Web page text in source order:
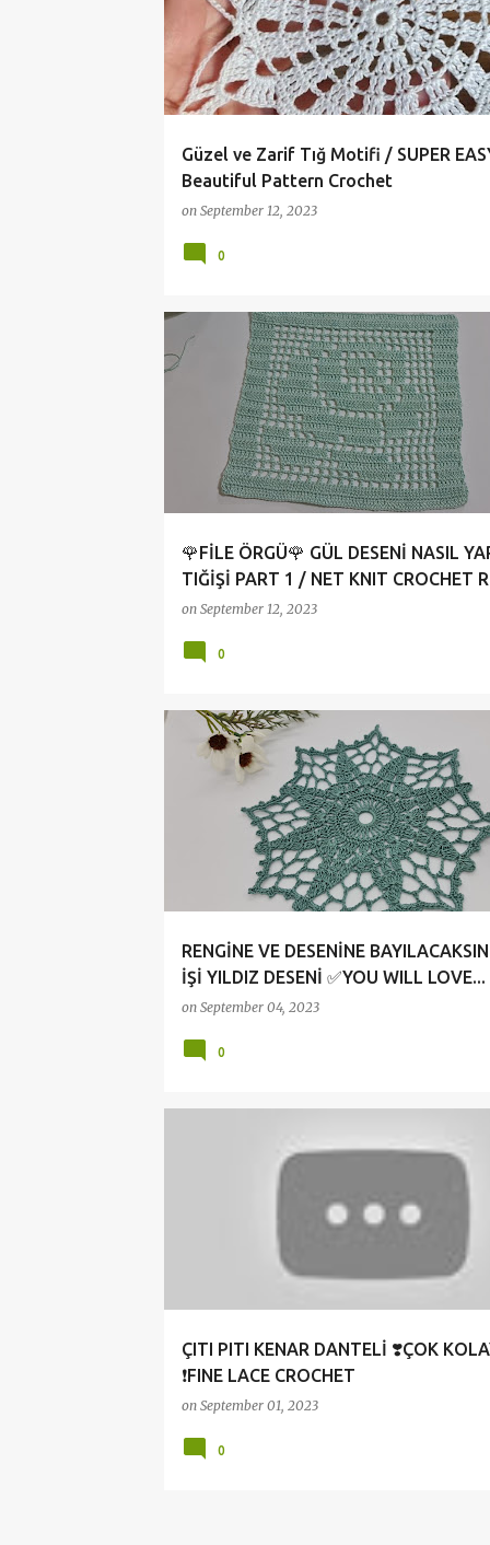
Güzel ve Zarif Tığ Motifi / SUPER
Beautiful Pattern Crochet
on September 12, 2023
0
🌹FİLE ÖRGÜ🌹 GÜL DESENİ NASIL
TIĞİŞİ PART 1 / NET KNIT CROCHET
on September 12, 2023
ÇEYİZLİK ÖRGÜ MODELLERİ CROCHET
0
RENGİNE VE DESENİNE
İŞİ YILDIZ DESENİ ✅YOU WILL LOVE...
on September 04, 2023
ANLATIMLI DANTEL VİDEOLARI CROCHET
0
ÇITI PITI KENAR DANTELİ ❣️ÇOK
❗FINE LACE CROCHET
on September 01, 2023
ANLATIMLI DANTEL VİDEOLARI ÇEYİZLİK ÖRGÜLER
0